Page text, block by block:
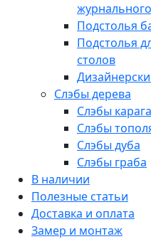
Подстолья
Подстолья
столов
Слэбы дерева
Слэбы
Слэбы
Слэбы дуба
Слэбы граба
В наличии
Полезные статьи
Доставка и оплата
Замер и монтаж